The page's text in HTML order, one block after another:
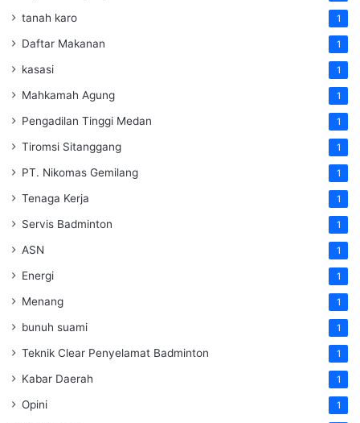
tanah karo 1
Daftar Makanan 1
kasasi 1
Mahkamah Agung 1
Pengadilan Tinggi Medan 1
Tiromsi Sitanggang 1
PT. Nikomas Gemilang 1
Tenaga Kerja 1
Servis Badminton 1
ASN 1
Energi 1
Menang 1
bunuh suami 1
Teknik Clear Penyelamat Badminton 1
Kabar Daerah 1
Opini 1